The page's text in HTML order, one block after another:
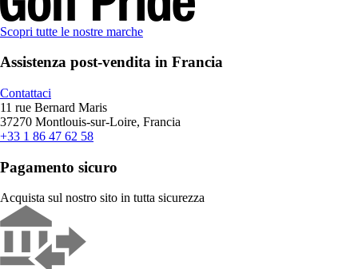
Scopri tutte le nostre marche
Assistenza post-vendita in Francia
Contattaci
11 rue Bernard Maris
37270 Montlouis-sur-Loire, Francia
+33 1 86 47 62 58
Pagamento sicuro
Acquista sul nostro sito in tutta sicurezza